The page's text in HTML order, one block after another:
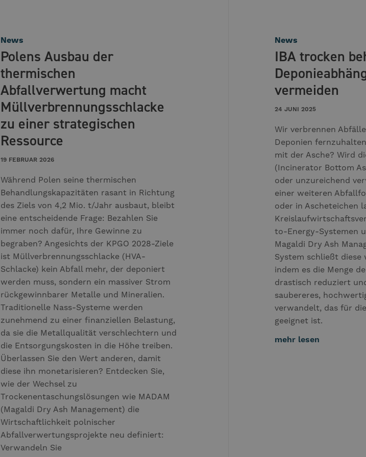
News
Polens Ausbau der
thermischen
Abfallverwertung macht
Müllverbrennungsschlacke
zu einer strategischen
Ressource
19 FEBRUAR 2026
Während Polen seine thermischen
Behandlungskapazitäten rasant in Richtung
des Ziels von 4,2 Mio. t/Jahr ausbaut, bleibt
eine entscheidende Frage: Bezahlen Sie
immer noch dafür, Ihre Gewinne zu
begraben? Angesichts der KPGO 2028-Ziele
ist Müllverbrennungsschlacke (HVA-
Schlacke) kein Abfall mehr, der deponiert
werden muss, sondern ein massiver Strom
rückgewinnbarer Metalle und Mineralien.
Traditionelle Nass-Systeme werden
zunehmend zu einer finanziellen Belastung,
da sie die Metallqualität verschlechtern und
die Entsorgungskosten in die Höhe treiben.
Überlassen Sie den Wert anderen, damit
diese ihn monetarisieren? Entdecken Sie,
wie der Wechsel zu
Trockenentaschungslösungen wie MADAM
(Magaldi Dry Ash Management) die
Wirtschaftlichkeit polnischer
Abfallverwertungsprojekte neu definiert:
Verwandeln Sie
News
IBA trocken
vermeiden
24 JUNI 2025
Wir verbrennen
Deponien
mit der Asche? Wird
(Incinerator Bottom
oder unzureichend
einer weiteren
oder in Ascheteichen
to-Energy-Systemen
Magaldi Dry Ash
System schließt diese
indem es die Menge
drastisch reduziert
saubereres,
verwandelt, das für
geeignet ist.
mehr lesen